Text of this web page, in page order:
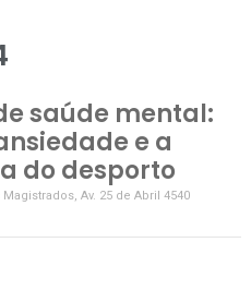
saúde mental:
e a
do desporto
Magistrados, Av. 25 de Abril 4540